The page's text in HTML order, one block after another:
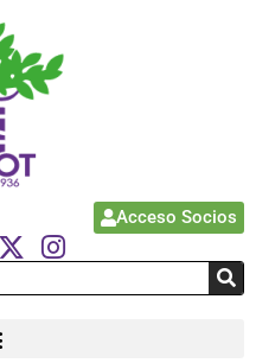
Acceso Socios